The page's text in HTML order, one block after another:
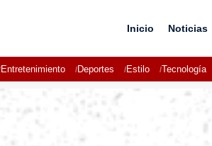
Inicio Noticias
Entretenimiento Deportes Estilo Tecnología